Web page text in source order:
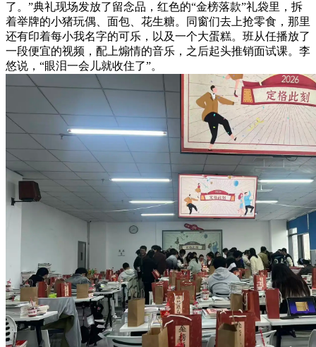
了。”典礼现场发放了留念品，红色的“金榜落款”礼袋里，拆
着举牌的小猪玩偶、面包、花生糖。同窗们去上抢零食，那里
还有印着每小我名字的可乐，以及一个大蛋糕。班从任播放了
一段便宜的视频，配上煽情的音乐，之后起头推销面试课。李
悠说，“眼泪一会儿就收住了”。